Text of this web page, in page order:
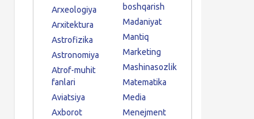
Arxeologiya
Arxitektura
Astrofizika
Astronomiya
Atrof-muhit
fanlari
Aviatsiya
Axborot
boshqarish
Madaniyat
Mantiq
Marketing
Mashinasozlik
Matematika
Media
Menejment